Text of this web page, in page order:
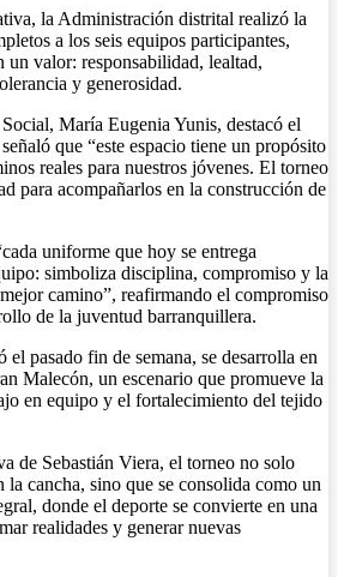
la Administración distrital realizó la
a los seis equipos participantes,
un valor: responsabilidad, lealtad,
y generosidad.
María Eugenia Yunis, destacó el
que “este espacio tiene un propósito
reales para nuestros jóvenes. El torneo
para acompañarlos en la construcción de
uniforme que hoy se entrega
simboliza disciplina, compromiso y la
camino”, reafirmando el compromiso
de la juventud barranquillera.
pasado fin de semana, se desarrolla en
Malecón, un escenario que promueve la
en equipo y el fortalecimiento del tejido
de Sebastián Viera, el torneo no solo
cancha, sino que se consolida como un
donde el deporte se convierte en una
realidades y generar nuevas